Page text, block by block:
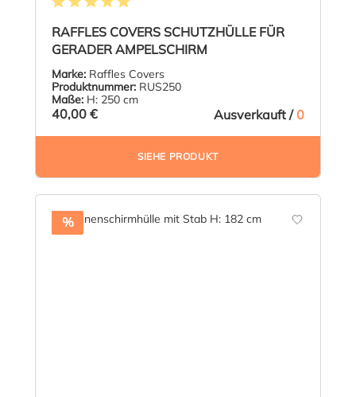
RAFFLES COVERS SCHUTZHÜLLE FÜR
GERADER AMPELSCHIRM
Marke: Raffles Covers
Produktnummer: RUS250
Maße: H: 250 cm
40,00 € Ausverkauft /0
SIEHE PRODUKT
%